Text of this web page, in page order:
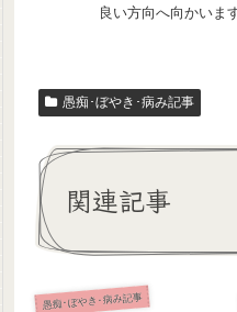
良い方向へ向かいま
愚痴･ぼやき･病み記事
関連記事
愚痴･ぼやき･病み記事